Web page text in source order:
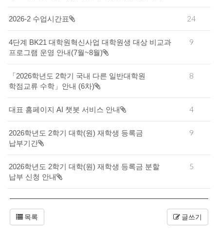
2026-2 수업시간표 24
4단계 BK21 대학원혁신사업 대학원생 대상 비교과
프로그램 운영 안내(7월~8월)
9
「2026학년도 2학기 국내 다른 일반대학원
학점교류 수학」안내 (6차)
8
대표 홈페이지 AI 챗봇 서비스 안내 4
2026학년도 2학기 대학(원) 재학생 등록금
납부기간
9
2026학년도 2학기 대학(원) 재학생 등록금 분할
납부 신청 안내
5
목록 글쓰기